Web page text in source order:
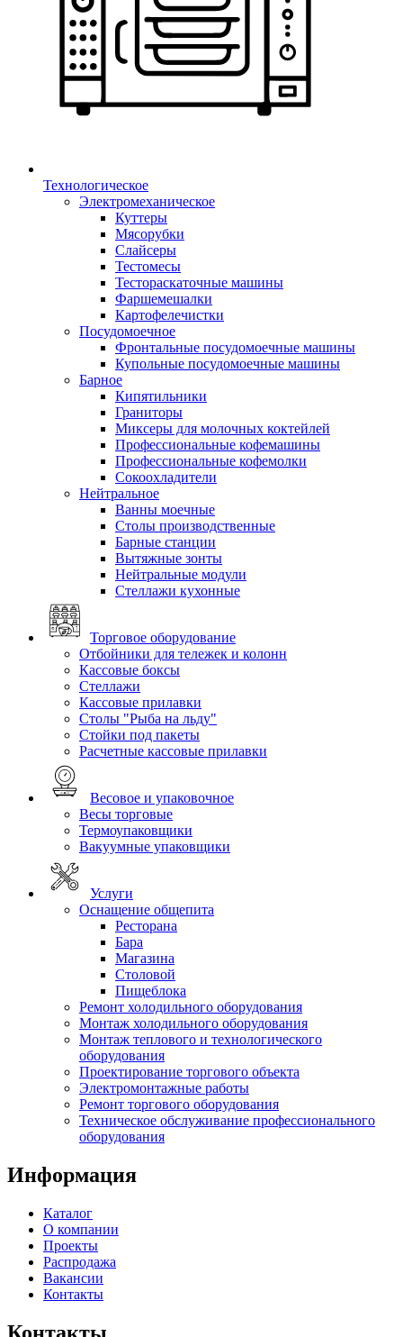
Технологическое
Электромеханическое
Куттеры
Мясорубки
Слайсеры
Тестомесы
Тестораскаточные машины
Фаршемешалки
Картофелечистки
Посудомоечное
Фронтальные посудомоечные машины
Купольные посудомоечные машины
Барное
Кипятильники
Граниторы
Миксеры для молочных коктейлей
Профессиональные кофемашины
Профессиональные кофемолки
Сокоохладители
Нейтральное
Ванны моечные
Столы производственные
Барные станции
Вытяжные зонты
Нейтральные модули
Стеллажи кухонные
Торговое оборудование
Отбойники для тележек и колонн
Кассовые боксы
Стеллажи
Кассовые прилавки
Столы "Рыба на льду"
Стойки под пакеты
Расчетные кассовые прилавки
Весовое и упаковочное
Весы торговые
Термоупаковщики
Вакуумные упаковщики
Услуги
Оснащение общепита
Ресторана
Бара
Магазина
Столовой
Пищеблока
Ремонт холодильного оборудования
Монтаж холодильного оборудования
Монтаж теплового и технологического
оборудования
Проектирование торгового объекта
Электромонтажные работы
Ремонт торгового оборудования
Техническое обслуживание профессионального
оборудования
Информация
Каталог
О компании
Проекты
Распродажа
Вакансии
Контакты